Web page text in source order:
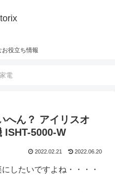
役立ち情報
電
へん？ アイリスオ
ISHT-5000-W
2022.02.21 2022.06.20
したいですよね・・・・